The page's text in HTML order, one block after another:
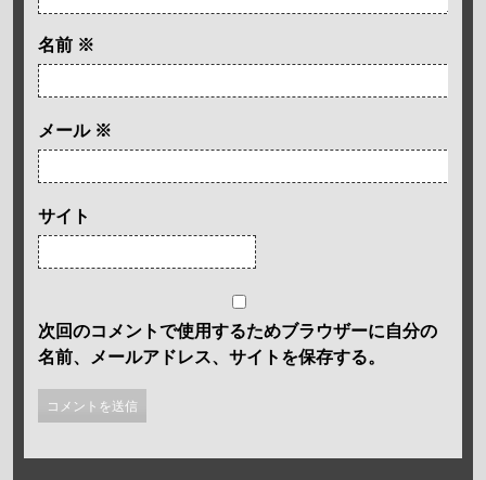
名前 ※
メール ※
サイト
次回のコメントで使用するためブラウザーに自分の
名前、メールアドレス、サイトを保存する。